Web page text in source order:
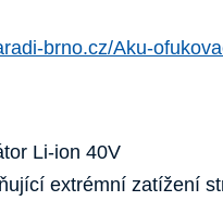
brno.cz/Aku-
Li-ion 40V
extrémní zatížení